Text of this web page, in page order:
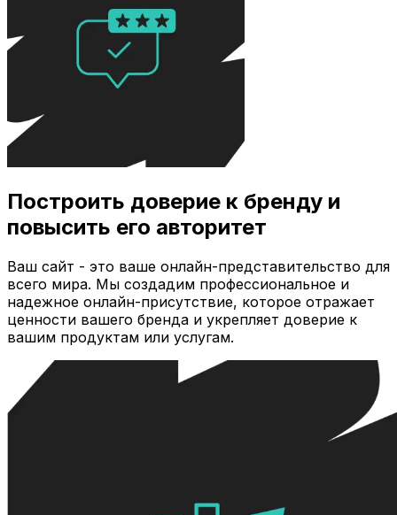
Построить доверие к бренду и
повысить его авторитет
Ваш сайт - это ваше онлайн-представительство для
всего мира. Мы создадим профессиональное и
надежное онлайн-присутствие, которое отражает
ценности вашего бренда и укрепляет доверие к
вашим продуктам или услугам.